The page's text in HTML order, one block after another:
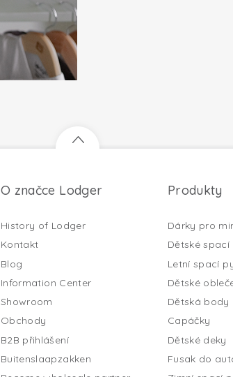
O značce Lodger
History of Lodger
Kontakt
Blog
Information Center
Showroom
Obchody
B2B přihlášení
Buitenslaapzakken
Produkty
Dárky pro
Dětské
Letní spací
Dětské
Dětská body
Capáčky
Dětské deky
Fusak do